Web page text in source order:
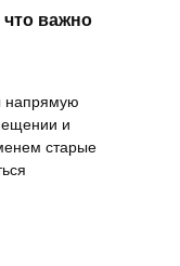
что важно
напрямую
и
старые